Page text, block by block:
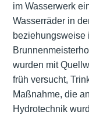
im Wasserwerk
Wasserräder in
beziehungsweise
wurden mit
früh versucht,
Maßnahme, die
Hydrotechnik